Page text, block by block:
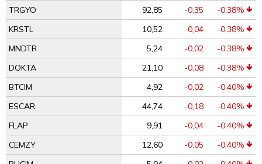
TRGYO 92,85 -0,35
-0,38%
KRSTL
10,52 -0,04
-0,38%
MNDTR
5,24 -0,02
-0,38%
DOKTA
21,10 -0,08
-0,38%
BTCIM
4,92 -0,02
-0,40%
ESCAR
44,74 -0,18
-0,40%
FLAP
9,91 -0,04
-0,40%
CEMZY
12,60 -0,05
-0,40%